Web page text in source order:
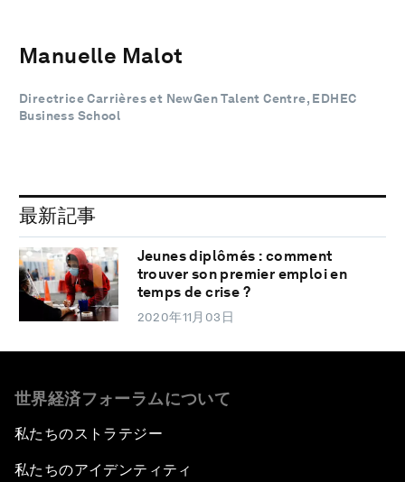
Manuelle Malot
Directrice Carrières et NewGen Talent Centre, EDHEC
Business School
最新記事
Jeunes diplômés : comment
trouver son premier emploi en
temps de crise ?
2020年11月03日
世界経済フォーラムについて
私たちのストラテジー
私たちのアイデンティティ